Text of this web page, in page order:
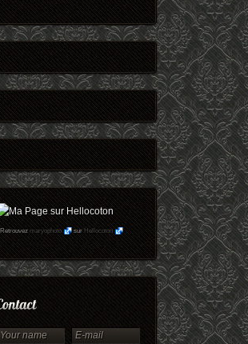
Retrouvezmaryophoto surHellocoton